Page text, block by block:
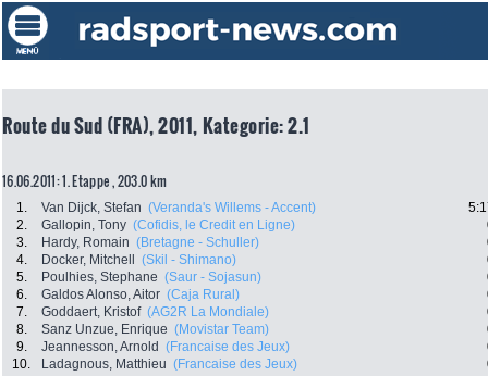
Route du Sud (FRA), 2011, Kategorie: 2.1
16.06.2011: 1. Etappe , 203.0 km
1. Van Dijck, Stefan (Veranda's Willems - Accent)
2.
Gallopin, Tony (Cofidis, le Credit en Ligne)
3.
Hardy, Romain (Bretagne - Schuller)
4.
Docker, Mitchell (Skil - Shimano)
5.
Poulhies, Stephane (Saur - Sojasun)
6.
Galdos Alonso, Aitor (Caja Rural)
7.
Goddaert, Kristof (AG2R La Mondiale)
8.
Sanz Unzue, Enrique (Movistar Team)
9.
Jeannesson, Arnold (Francaise des Jeux)
10.
Ladagnous, Matthieu (Francaise des Jeux)